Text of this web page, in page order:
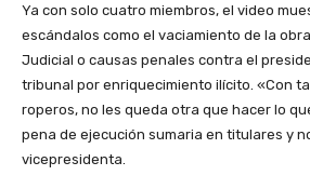
Ya con solo cuatro miembros, el video
escándalos como el vaciamiento de la
Judicial o causas penales contra el
tribunal por enriquecimiento ilícito. «Con
roperos, no les queda otra que hacer lo
pena de ejecución sumaria en titulares y
vicepresidenta.